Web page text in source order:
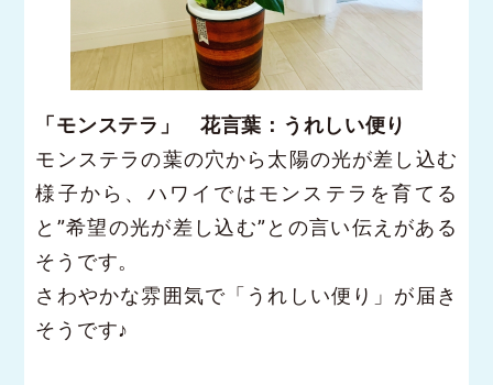
「モンステラ」 花言葉：うれしい便り
モンステラの葉の穴から太陽の光が差し込む
様子から、ハワイではモンステラを育てる
と”希望の光が差し込む”との言い伝えがある
そうです。
さわやかな雰囲気で「うれしい便り」が届き
そうです♪